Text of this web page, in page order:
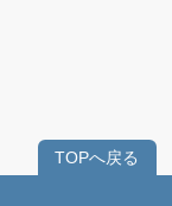
TOPへ戻る